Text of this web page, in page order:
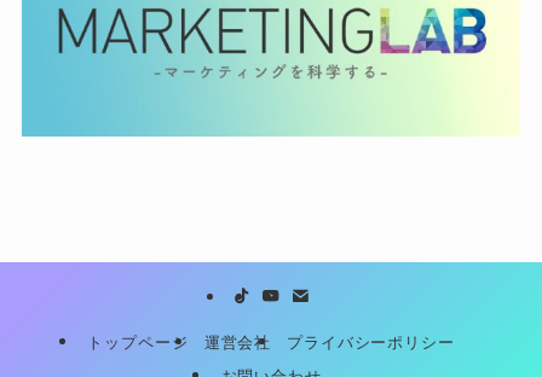
トップページ 運営会社
プライバシーポリシー